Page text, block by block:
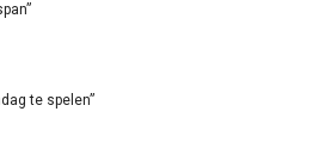
te spelen”